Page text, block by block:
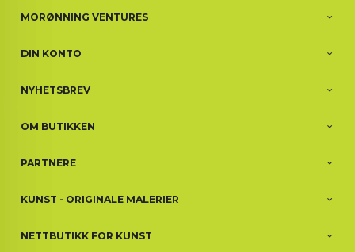
MORØNNING VENTURES
DIN KONTO
NYHETSBREV
OM BUTIKKEN
PARTNERE
KUNST - ORIGINALE MALERIER
NETTBUTIKK FOR KUNST